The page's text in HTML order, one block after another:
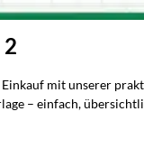
mit unserer
– einfach,